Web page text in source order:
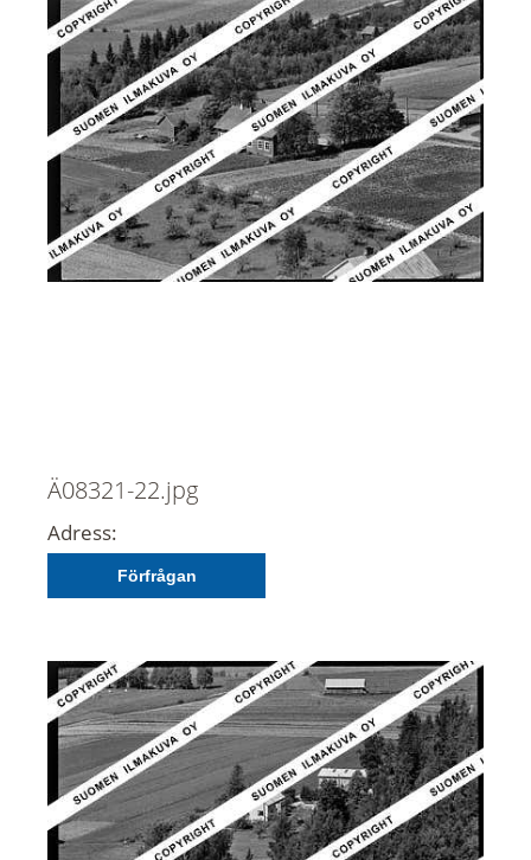
Ä08321-22.jpg
Adress:
Förfrågan